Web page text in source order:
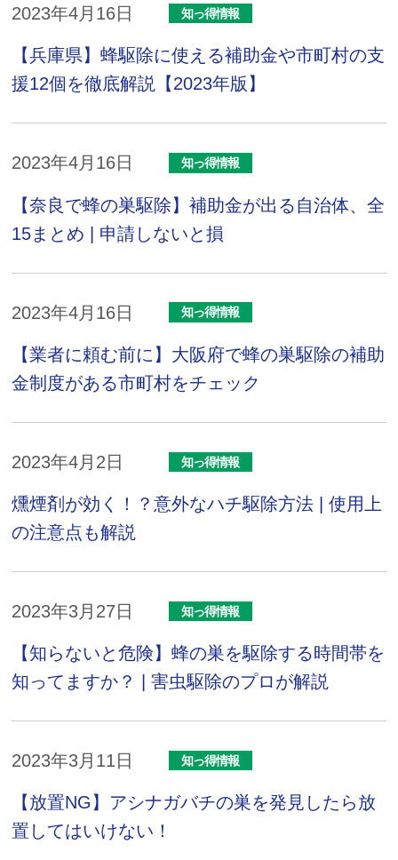
2023年4月16日 知っ得情報
【兵庫県】蜂駆除に使える補助金や市町村の支
援12個を徹底解説【2023年版】
2023年4月16日 知っ得情報
【奈良で蜂の巣駆除】補助金が出る自治体、全
15まとめ | 申請しないと損
2023年4月16日 知っ得情報
【業者に頼む前に】大阪府で蜂の巣駆除の補助
金制度がある市町村をチェック
2023年4月2日 知っ得情報
燻煙剤が効く！？意外なハチ駆除方法 | 使用上
の注意点も解説
2023年3月27日 知っ得情報
【知らないと危険】蜂の巣を駆除する時間帯を
知ってますか？ | 害虫駆除のプロが解説
2023年3月11日 知っ得情報
【放置NG】アシナガバチの巣を発見したら放
置してはいけない！